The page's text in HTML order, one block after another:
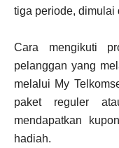
tiga periode, dimulai
Cara mengikuti
pelanggan yang
melalui My
paket reguler
mendapatkan
hadiah.